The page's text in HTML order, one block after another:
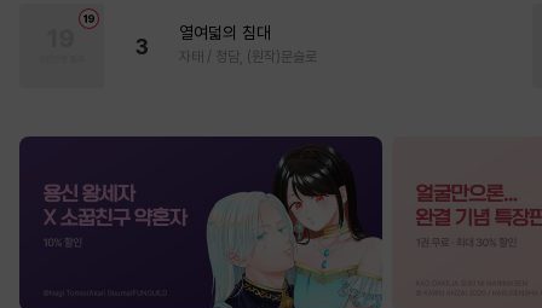
3
열여덟의 침대
자태 / 청담, (원작)문슬로